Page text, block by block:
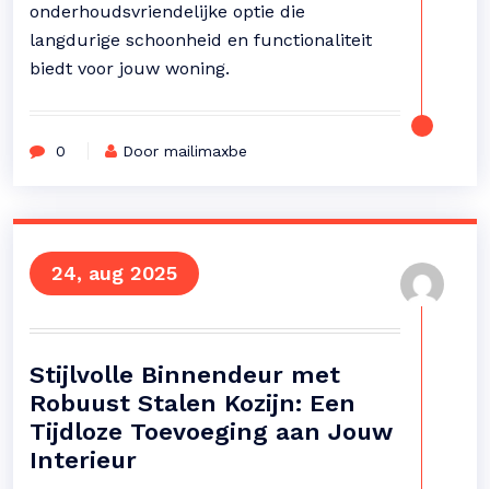
onderhoudsvriendelijke optie die
langdurige schoonheid en functionaliteit
biedt voor jouw woning.
0 Door mailimaxbe
24, aug 2025
Stijlvolle Binnendeur met
Robuust Stalen Kozijn: Een
Tijdloze Toevoeging aan Jouw
Interieur